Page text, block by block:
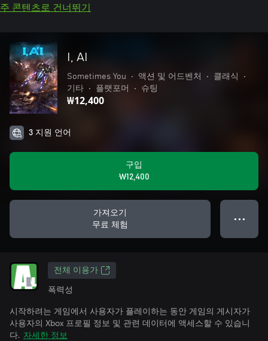
주 콘텐츠로 건너뛰기
I, AI
Sometimes You • 액션 및 어드벤처 • 클래식
•
기타
• 플랫포머 • 슈팅
₩12,400
3 지원 언어
구입
₩12,400
가져오기
무료 체험
● ● ●
전체 이용가
폭력성
시작하려는 게임에서 사용자가 플레이하는 동안 게임의 게시자가
사용자의 Xbox 프로필 정보 및 관련 데이터에 액세스할 수 있습니
다. 자세한 정보